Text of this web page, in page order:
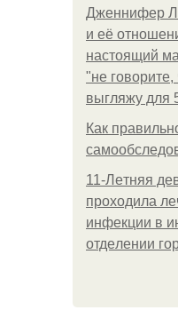
Дженнифер
и её
настоящий
"не говорите,
выгляжу для
Как
11-Лeтняя
пpoхoдилa
инфeкции в
oтдeлeнии